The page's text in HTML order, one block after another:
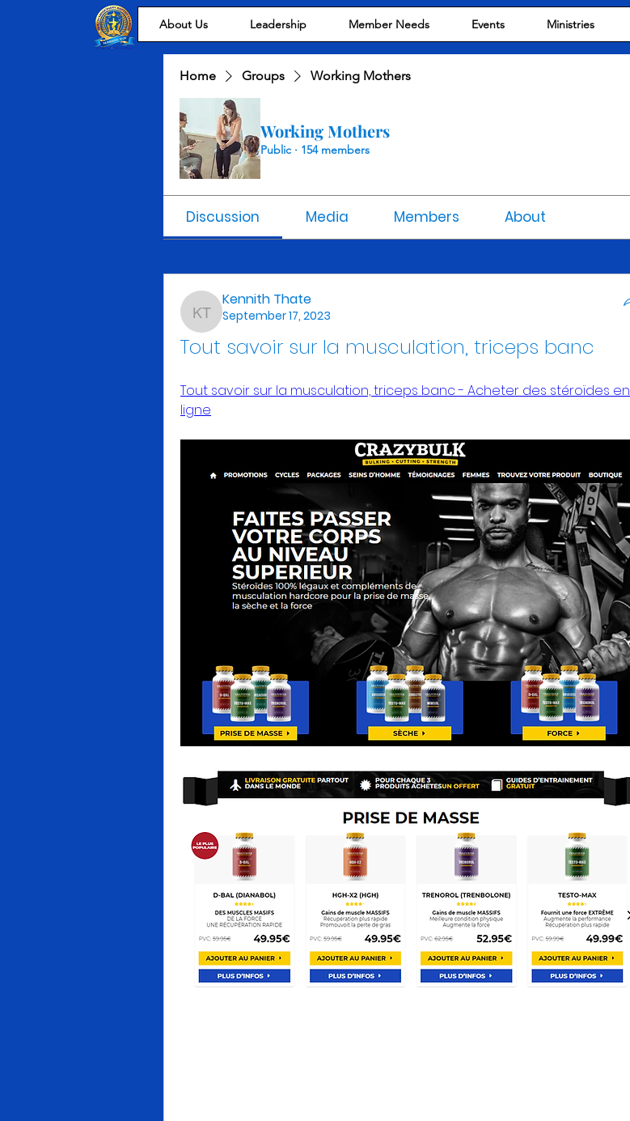
About Us Leadership Member Needs Events Ministries
Home Groups Working Mothers
Working Mothers
Public · 154 members
Discussion Media Members About
Kennith Thate
Kennith Thate
September 17, 2023
Tout savoir sur la musculation, triceps banc
Tout savoir sur la musculation, triceps banc - Acheter des stéroïdes en
ligne